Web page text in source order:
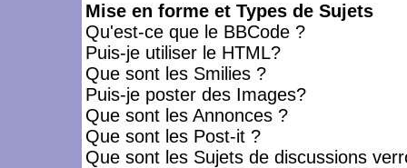
Mise en forme et Types de Sujets
Qu'est-ce que le BBCode ?
Puis-je utiliser le HTML?
Que sont les Smilies ?
Puis-je poster des Images?
Que sont les Annonces ?
Que sont les Post-it ?
Que sont les Sujets de discussions